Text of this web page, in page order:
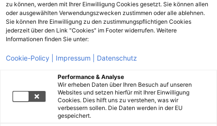
zu können, werden mit Ihrer Einwilligung Cookies gesetzt. Sie können allen
oder ausgewählten Verwendungszwecken zustimmen oder alle ablehnen.
Sie können Ihre Einwilligung zu den zustimmungspflichtigen Cookies
jederzeit über den Link "Cookies" im Footer widerrufen. Weitere
Informationen finden Sie unter:
Cookie-Policy | Impressum | Datenschutz
Performance & Analyse
Wir erheben Daten über Ihren Besuch auf unseren
Websites und setzen hierfür mit Ihrer Einwilligung
Cookies. Dies hilft uns zu verstehen, was wir
verbessern sollen. Die Daten werden in der EU
gespeichert.